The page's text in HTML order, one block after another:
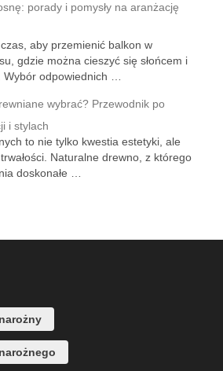
porady i pomysły na aranżację
aby przemienić balkon w
gdzie można cieszyć się słońcem i
odpowiednich …
wybrać? Przewodnik po
i stylach
to nie tylko kwestia estetyki, ale
Naturalne drewno, z którego
doskonałe …